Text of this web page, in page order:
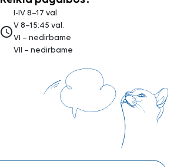
access_time
I-IV 8–17 val.
V 8–15:45 val.
VI – nedirbame
VII – nedirbame